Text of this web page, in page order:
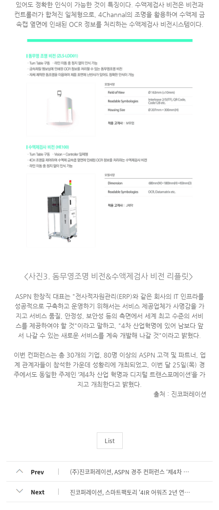
있어도 정확한 인식이 가능한 것이 특징이다. 수액제검사 비전은 비전과
컨트롤러가 합쳐진 일체형으로, 4Channal의 조명을 활용하여 수액제 금
속캡 옆면에 인쇄된 OCR 정보를 처리하는 수액제검사 비전시스템이다.
<사진3. 돔무영조명 비전&수액제검사 비전 리플릿>
ASPN 한창직 대표는 "전사적자원관리(ERP)와 같은 회사의 IT 인프라를
성공적으로 구축하고 운영하기 위해서는 서비스 제공업체가 사명감을 가
지고 서비스 품질, 안정성, 보안성 등의 측면에서 세계 최고 수준의 서비
스를 제공하여야 할 것"이라고 말하고, "4차 산업혁명에 있어 남보다 앞
서 나갈 수 있는 새로운 서비스를 계속 개발해 나갈 것"이라고 밝혔다.
이번 컨퍼런스는 총 30개의 기업, 80명 이상의 ASPN 고객 및 파트너, 업
계 관계자들이 참석한 가운데 성황리에 개최되었고, 이번 달 25일(목) 경
주에서도 동일한 주제인 ‘제4차 산업 혁명과 디지털 트랜스포메이션’을 가
지고 개최한다고 밝혔다.
출처 : 진코퍼레이션
List
Prev (주)진코퍼레이션, ASPN 경주 컨퍼런스 ‘제4차 산업혁명과 디지털 트랜스포메이션’ 참석
진코퍼레이션, 스마트팩토리 '4IR 어워즈 2년 연속상'
Next